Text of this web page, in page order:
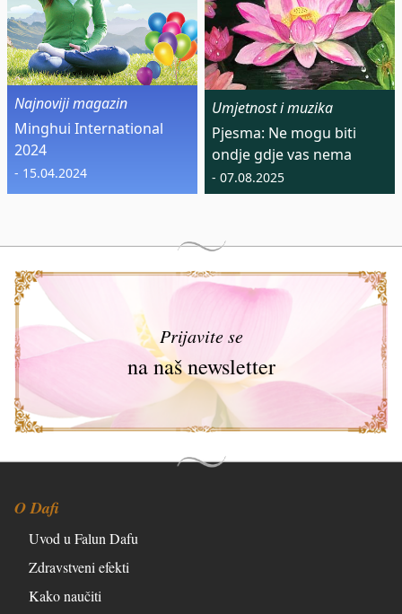
Najnoviji magazin
Minghui International
2024
- 15.04.2024
Umjetnost i muzika
Pjesma: Ne mogu biti
ondje gdje vas nema
- 07.08.2025
Prijavite se
na naš newsletter
O Dafi
Uvod u Falun Dafu
Zdravstveni efekti
Kako naučiti